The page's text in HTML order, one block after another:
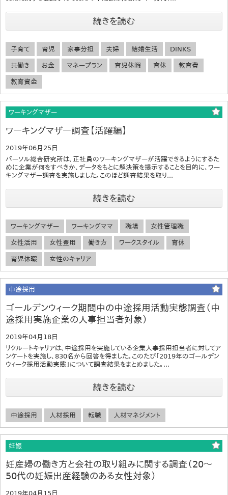
続きを読む
子育て 育児 家事分担 夫婦 結婚生活 DINKS
共働き お金 マネープラン 育児休暇 育休 教育費
教育資金
ワーキングマザー
ワーキングマザー調査【活躍編】
2019年06月25日
パーソル総合研究所は、正社員のワーキングマザーが活躍できるようにするた
めに企業が何をすべきか、データをもとに解決策を提示することを目的に、ワー
キングマザー調査を実施しました。このほど調査結果を取り...
続きを読む
ワーキングマザー ワーキングママ 職場 女性管理職
女性活用 女性登用 働き方 ワークスタイル 育休
育児休暇 女性のキャリア
中途採用
ゴールデンウィーク期間中の中途採用活動実態調査（中
途採用実施企業の人事担当者対象）
2019年04月18日
リクルートキャリアは、中途採用を実施している企業人事採用担当者に対してア
ンケートを実施し、830名から回答を得ました。このたび「2019年のゴールデン
ウィーク採用活動実態」について調査結果をまとめました。...
続きを読む
中途採用 人材採用 転職 人材マネジメント
妊娠
妊産婦の働き方と会社の取り組みに関する調査（20～
50代の妊娠出産経験のある女性対象）
2019年04月15日